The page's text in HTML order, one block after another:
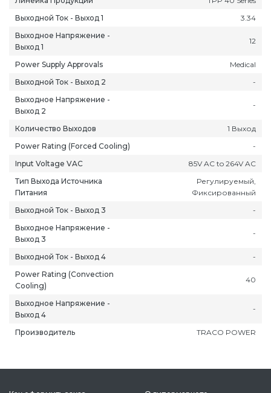
Выходной Ток - Выход 1
3.34
Выходное Напряжение -
Выход 1
12
Power Supply Approvals
Medical
Выходной Ток - Выход 2
-
Выходное Напряжение -
Выход 2
-
Количество Выходов
1 Выход
Power Rating (Forced Cooling)
-
Input Voltage VAC
85V AC to 264V AC
Тип Выхода Источника
Питания
Регулируемый,
Фиксированный
Выходной Ток - Выход 3
-
Выходное Напряжение -
Выход 3
-
Выходной Ток - Выход 4
-
Power Rating (Convection
Cooling)
40
Выходное Напряжение -
Выход 4
-
Производитель TRACO POWER
Магадан
Подольск